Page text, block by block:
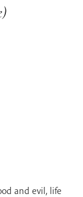
and evil, life